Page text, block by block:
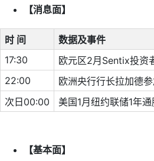
【消息面】
时 间
数据及事件
17:30
欧元区2月Sentix投资
22:00
欧洲央行行长拉加德
次日00:00
美国1月纽约联储1年通
【基本面】